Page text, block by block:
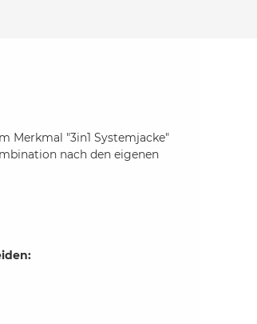
Merkmal "3in1 Systemjacke"
nach den eigenen